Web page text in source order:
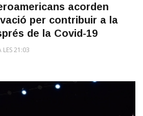
acorden
per contribuir a la
de la Covid-19
21:03